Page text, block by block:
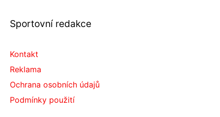
Sportovní redakce
Kontakt
Reklama
Ochrana osobních údajů
Podmínky použití